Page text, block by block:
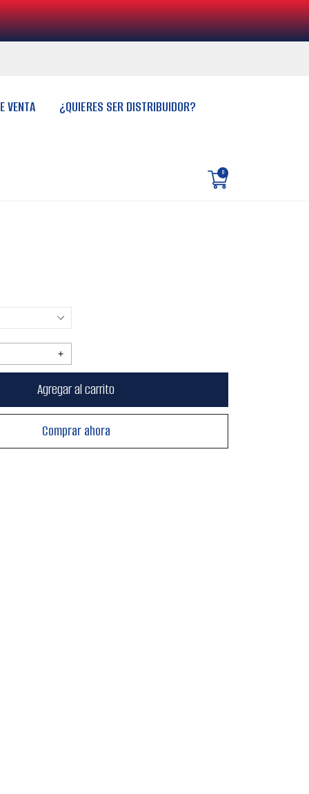
VENTA ¿QUIERES SER DISTRIBUIDOR?
0
Translation
missing:
Aumentar
cantidad
para
Thinner
Extra
Agregar al carrito
Comprar ahora